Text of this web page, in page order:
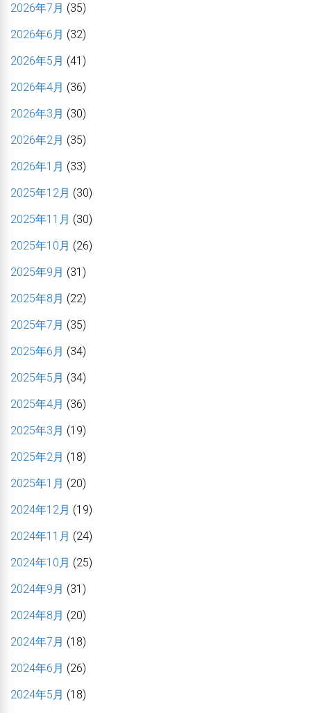
2026年7月 (35)
2026年6月 (32)
2026年5月 (41)
2026年4月 (36)
2026年3月 (30)
2026年2月 (35)
2026年1月 (33)
2025年12月 (30)
2025年11月 (30)
2025年10月 (26)
2025年9月 (31)
2025年8月 (22)
2025年7月 (35)
2025年6月 (34)
2025年5月 (34)
2025年4月 (36)
2025年3月 (19)
2025年2月 (18)
2025年1月 (20)
2024年12月 (19)
2024年11月 (24)
2024年10月 (25)
2024年9月 (31)
2024年8月 (20)
2024年7月 (18)
2024年6月 (26)
2024年5月 (18)